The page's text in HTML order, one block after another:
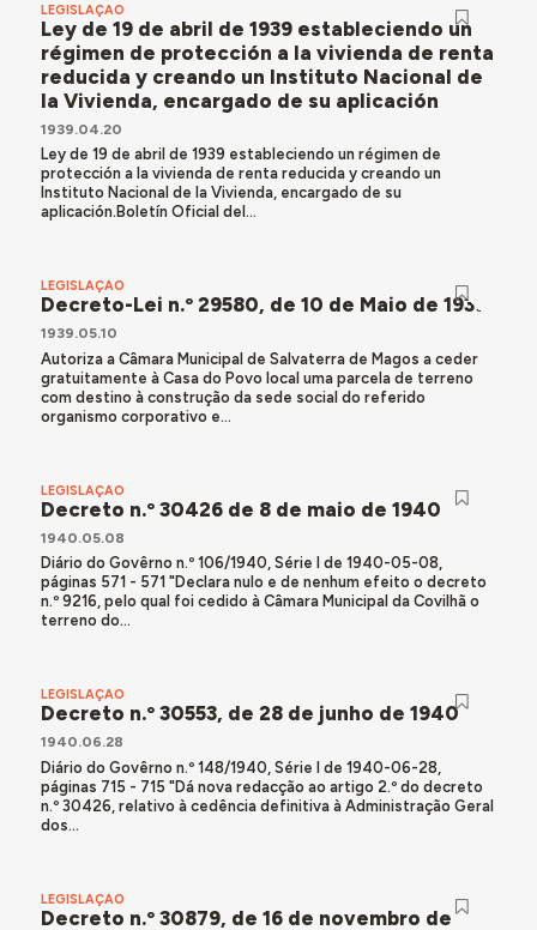
LEGISLAÇÃO
Ley de 19 de abril de 1939 estableciendo un
régimen de protección a la vivienda de renta
reducida y creando un Instituto Nacional de
la Vivienda, encargado de su aplicación
1939.04.20
Ley de 19 de abril de 1939 estableciendo un régimen de
protección a la vivienda de renta reducida y creando un
Instituto Nacional de la Vivienda, encargado de su
aplicación.Boletín Oficial del...
LEGISLAÇÃO
Decreto-Lei n.º 29580, de 10 de Maio de 1939
1939.05.10
Autoriza a Câmara Municipal de Salvaterra de Magos a ceder
gratuitamente à Casa do Povo local uma parcela de terreno
com destino à construção da sede social do referido
organismo corporativo e...
LEGISLAÇÃO
Decreto n.º 30426 de 8 de maio de 1940
1940.05.08
Diário do Govêrno n.º 106/1940, Série I de 1940-05-08,
páginas 571 - 571 "Declara nulo e de nenhum efeito o decreto
n.º 9216, pelo qual foi cedido à Câmara Municipal da Covilhã o
terreno do...
LEGISLAÇÃO
Decreto n.º 30553, de 28 de junho de 1940
1940.06.28
Diário do Govêrno n.º 148/1940, Série I de 1940-06-28,
páginas 715 - 715 "Dá nova redacção ao artigo 2.º do decreto
n.º 30426, relativo à cedência definitiva à Administração Geral
dos...
LEGISLAÇÃO
Decreto n.º 30879, de 16 de novembro de